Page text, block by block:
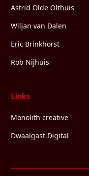
Astrid Olde Olthuis
Wiljan van Dalen
Eric Brinkhorst
Rob Nijhuis
Links
Monolith creative
Dwaalgast.Digital